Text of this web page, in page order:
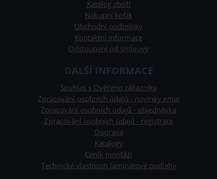
Katalog zboží
Nákupní košík
Obchodní podmínky
Kontaktní informace
Odstoupení od smlouvy
DALŠÍ INFORMACE
Souhlas s Ověřeno zákazníky
Zpracování osobních údajů - novinky emai
Zpracování osobních údajů - objednávka
Zpracování osobních údajů - registrace
Doprava
Katalogy
Ceník montáží
Technické vlastnosti laminátové podlahy